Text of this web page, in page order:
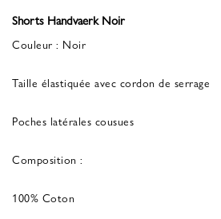
Shorts Handvaerk Noir
Couleur : Noir
Taille élastiquée avec cordon de serrage
Poches latérales cousues
Composition :
100% Coton